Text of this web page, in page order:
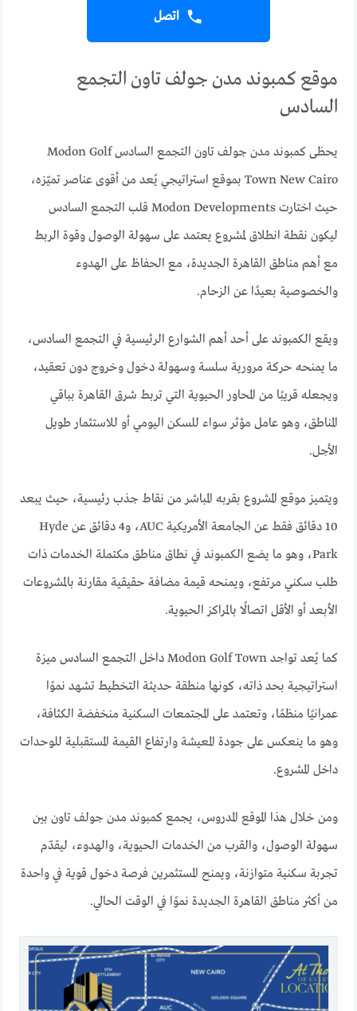
اتصل
موقع كمبوند مدن جولف تاون التجمع
السادس
يحظى كمبوند مدن جولف تاون التجمع السادس Modon Golf
Town New Cairo بموقع استراتيجي يُعد من أقوى عناصر تميّزه،
حيث اختارت Modon Developments قلب التجمع السادس
ليكون نقطة انطلاق لمشروع يعتمد على سهولة الوصول وقوة الربط
مع أهم مناطق القاهرة الجديدة، مع الحفاظ على الهدوء
والخصوصية بعيدًا عن الزحام.
ويقع الكمبوند على أحد أهم الشوارع الرئيسية في التجمع السادس،
ما يمنحه حركة مرورية سلسة وسهولة دخول وخروج دون تعقيد،
ويجعله قريبًا من المحاور الحيوية التي تربط شرق القاهرة بباقي
المناطق، وهو عامل مؤثر سواء للسكن اليومي أو للاستثمار طويل
الأجل.
ويتميز موقع المشروع بقربه المباشر من نقاط جذب رئيسية، حيث يبعد
10 دقائق فقط عن الجامعة الأمريكية AUC، و4 دقائق عن Hyde
Park، وهو ما يضع الكمبوند في نطاق مناطق مكتملة الخدمات ذات
طلب سكني مرتفع، ويمنحه قيمة مضافة حقيقية مقارنة بالمشروعات
الأبعد أو الأقل اتصالًا بالمراكز الحيوية.
كما يُعد تواجد Modon Golf Town داخل التجمع السادس ميزة
استراتيجية بحد ذاته، كونها منطقة حديثة التخطيط تشهد نموًا
عمرانيًا منظمًا، وتعتمد على المجتمعات السكنية منخفضة الكثافة،
وهو ما ينعكس على جودة المعيشة وارتفاع القيمة المستقبلية للوحدات
داخل المشروع.
ومن خلال هذا الموقع المدروس، يجمع كمبوند مدن جولف تاون بين
سهولة الوصول، والقرب من الخدمات الحيوية، والهدوء، ليقدّم
تجربة سكنية متوازنة، ويمنح المستثمرين فرصة دخول قوية في واحدة
من أكثر مناطق القاهرة الجديدة نموًا في الوقت الحالي.